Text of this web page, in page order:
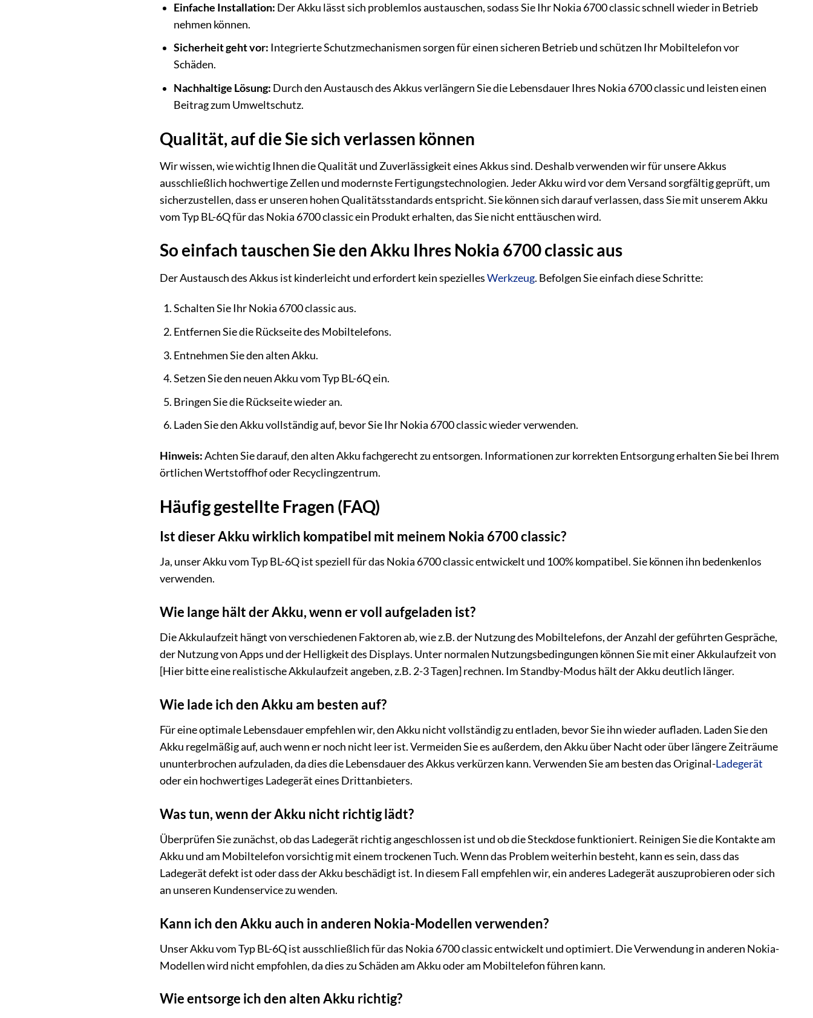
Einfache Installation: Der Akku lässt sich problemlos austauschen, sodass Sie Ihr Nokia 6700 classic schnell wieder in Betrieb
nehmen können.
Sicherheit geht vor: Integrierte Schutzmechanismen sorgen für einen sicheren Betrieb und schützen Ihr Mobiltelefon vor
Schäden.
Nachhaltige Lösung: Durch den Austausch des Akkus verlängern Sie die Lebensdauer Ihres Nokia 6700 classic und leisten einen
Beitrag zum Umweltschutz.
Qualität, auf die Sie sich verlassen können
Wir wissen, wie wichtig Ihnen die Qualität und Zuverlässigkeit eines Akkus sind. Deshalb verwenden wir für unsere Akkus
ausschließlich hochwertige Zellen und modernste Fertigungstechnologien. Jeder Akku wird vor dem Versand sorgfältig geprüft, um
sicherzustellen, dass er unseren hohen Qualitätsstandards entspricht. Sie können sich darauf verlassen, dass Sie mit unserem Akku
vom Typ BL-6Q für das Nokia 6700 classic ein Produkt erhalten, das Sie nicht enttäuschen wird.
So einfach tauschen Sie den Akku Ihres Nokia 6700 classic aus
Der Austausch des Akkus ist kinderleicht und erfordert kein speziellesWerkzeug. Befolgen Sie einfach diese Schritte:
Schalten Sie Ihr Nokia 6700 classic aus.
Entfernen Sie die Rückseite des Mobiltelefons.
Entnehmen Sie den alten Akku.
Setzen Sie den neuen Akku vom Typ BL-6Q ein.
Bringen Sie die Rückseite wieder an.
Laden Sie den Akku vollständig auf, bevor Sie Ihr Nokia 6700 classic wieder verwenden.
Hinweis:Achten Sie darauf, den alten Akku fachgerecht zu entsorgen. Informationen zur korrekten Entsorgung erhalten Sie bei Ihrem
örtlichen Wertstoffhof oder Recyclingzentrum.
Häufig gestellte Fragen (FAQ)
Ist dieser Akku wirklich kompatibel mit meinem Nokia 6700 classic?
Ja, unser Akku vom Typ BL-6Q ist speziell für das Nokia 6700 classic entwickelt und 100% kompatibel. Sie können ihn bedenkenlos
verwenden.
Wie lange hält der Akku, wenn er voll aufgeladen ist?
Die Akkulaufzeit hängt von verschiedenen Faktoren ab, wie z.B. der Nutzung des Mobiltelefons, der Anzahl der geführten Gespräche,
der Nutzung von Apps und der Helligkeit des Displays. Unter normalen Nutzungsbedingungen können Sie mit einer Akkulaufzeit von
[Hier bitte eine realistische Akkulaufzeit angeben, z.B. 2-3 Tagen] rechnen. Im Standby-Modus hält der Akku deutlich länger.
Wie lade ich den Akku am besten auf?
Für eine optimale Lebensdauer empfehlen wir, den Akku nicht vollständig zu entladen, bevor Sie ihn wieder aufladen. Laden Sie den
Akku regelmäßig auf, auch wenn er noch nicht leer ist. Vermeiden Sie es außerdem, den Akku über Nacht oder über längere Zeiträume
ununterbrochen aufzuladen, da dies die Lebensdauer des Akkus verkürzen kann. Verwenden Sie am besten das Original-Ladegerät
oder ein hochwertiges Ladegerät eines Drittanbieters.
Was tun, wenn der Akku nicht richtig lädt?
Überprüfen Sie zunächst, ob das Ladegerät richtig angeschlossen ist und ob die Steckdose funktioniert. Reinigen Sie die Kontakte am
Akku und am Mobiltelefon vorsichtig mit einem trockenen Tuch. Wenn das Problem weiterhin besteht, kann es sein, dass das
Ladegerät defekt ist oder dass der Akku beschädigt ist. In diesem Fall empfehlen wir, ein anderes Ladegerät auszuprobieren oder sich
an unseren Kundenservice zu wenden.
Kann ich den Akku auch in anderen Nokia-Modellen verwenden?
Unser Akku vom Typ BL-6Q ist ausschließlich für das Nokia 6700 classic entwickelt und optimiert. Die Verwendung in anderen Nokia-
Modellen wird nicht empfohlen, da dies zu Schäden am Akku oder am Mobiltelefon führen kann.
Wie entsorge ich den alten Akku richtig?